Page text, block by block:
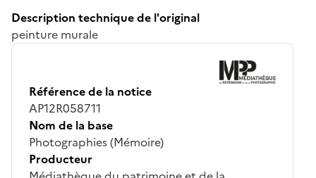
Description technique de l'original
peinture murale
Référence de la notice
AP12R058711
Nom de la base
Photographies (Mémoire)
Producteur